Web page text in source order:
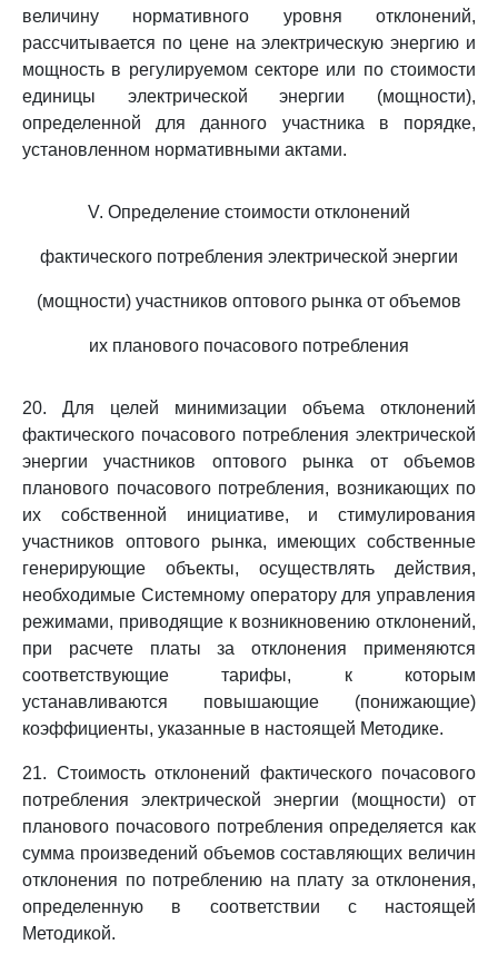
величину нормативного уровня отклонений,
рассчитывается по цене на электрическую энергию и
мощность в регулируемом секторе или по стоимости
единицы электрической энергии (мощности),
определенной для данного участника в порядке,
установленном нормативными актами.
V. Определение стоимости отклонений
фактического потребления электрической энергии
(мощности) участников оптового рынка от объемов
их планового почасового потребления
20. Для целей минимизации объема отклонений
фактического почасового потребления электрической
энергии участников оптового рынка от объемов
планового почасового потребления, возникающих по
их собственной инициативе, и стимулирования
участников оптового рынка, имеющих собственные
генерирующие объекты, осуществлять действия,
необходимые Системному оператору для управления
режимами, приводящие к возникновению отклонений,
при расчете платы за отклонения применяются
соответствующие тарифы, к которым
устанавливаются повышающие (понижающие)
коэффициенты, указанные в настоящей Методике.
21. Стоимость отклонений фактического почасового
потребления электрической энергии (мощности) от
планового почасового потребления определяется как
сумма произведений объемов составляющих величин
отклонения по потреблению на плату за отклонения,
определенную в соответствии с настоящей
Методикой.